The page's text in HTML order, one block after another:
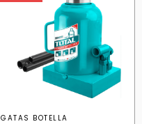
GATAS BOTELLA